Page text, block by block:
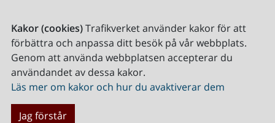
Kakor (cookies)Trafikverket använder kakor för att
förbättra och anpassa ditt besök på vår webbplats.
Genom att använda webbplatsen accepterar du
användandet av dessa kakor.
Läs mer om kakor och hur du avaktiverar dem
Jag förstår